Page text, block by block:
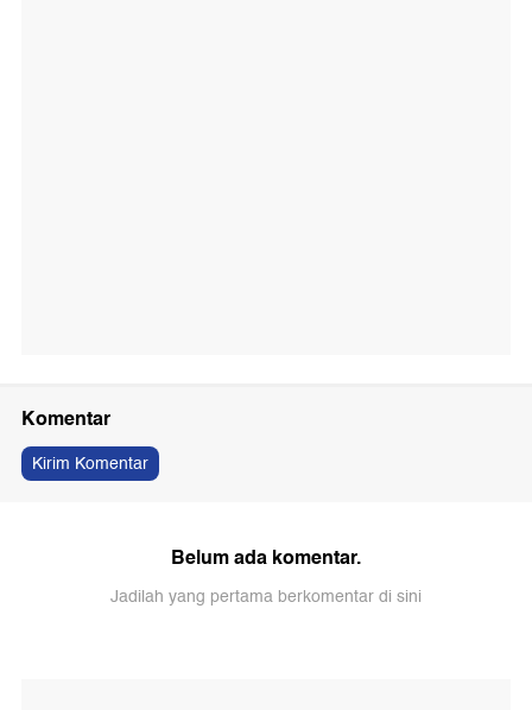
Komentar
Kirim Komentar
Belum ada komentar.
Jadilah yang pertama berkomentar di sini